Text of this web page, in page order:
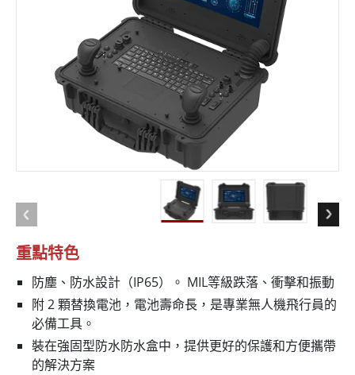
重點特色
防塵、防水設計（IP65）。 MIL等級跌落、衝擊和振動
附 2 顆替換電池，電池壽命長，是專業無人機飛行員的
必備工具。
裝在強固型防水防水盒中，提供更好的保護和方便攜帶
的解決方案